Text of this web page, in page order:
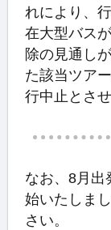
れにより、
在大型バス
除の見通し
た該当ツア
行中止とさ
なお、8月出
始いたしま
さい。